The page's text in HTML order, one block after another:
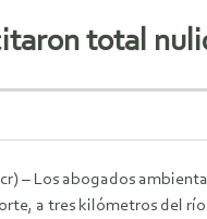
total
– Los abogados
a tres kilómetros del